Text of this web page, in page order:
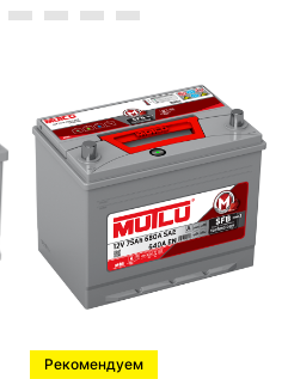
Рекомендуем